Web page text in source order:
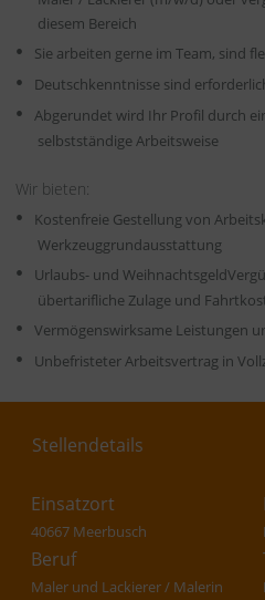
diesem Bereich
Sie arbeiten gerne im Team, sind
Deutschkenntnisse sind
Abgerundet wird Ihr Profil durch
selbstständige Arbeitsweise
Wir bieten:
Kostenfreie Gestellung von
Werkzeuggrundausstattung
Urlaubs- und
übertarifliche Zulage und
Vermögenswirksame Leistungen
Unbefristeter Arbeitsvertrag in
Stellendetails
Einsatzort
40667 Meerbusch
Beruf
Maler und Lackierer / Malerin